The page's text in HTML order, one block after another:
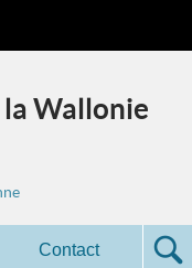
Wallonie
Contact